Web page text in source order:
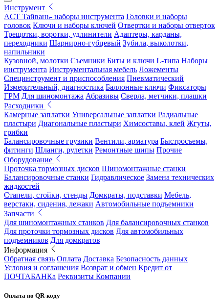
Инструмент
ACT Тайвань- наборы инструмента Головки и наборы
головок Ключи и наборы ключей Отвертки и наборы отверток
Трещотки, воротки, удлинители Адаптеры, карданы,
переходники Шарнирно-губцевый Зубила, выколотки,
напильники
Кузовной, молотки Съемники Биты и ключи L-типа Наборы
инструмента Инструментальная мебель Ложементы
Специнструмент и приспособления Пневматический
Измерительный, диагностика Баллонные ключи Фиксаторы
ГРМ Для шиномонтажа Абразивы Сверла, метчики, плашки
Расходники
Камерные заплатки Универсальные заплатки Радиальные
пластыри Диагональные пластыри Химсоставы, клей Жгуты,
грибки
Балансировочные грузики Вентили, арматура Быстросъемы,
фитинги Шланги, рулетки Ремонтные шипы Прочие
Оборудование
Проточка тормозных дисков Шиномонтажные станки
Балансировочные станки Гидравлическое Замена технических
жидкостей
Стапели, стойки, стенды Домкраты, подставки Мебель,
верстаки, сидения, лежаки Автомобильные подъемники
Запчасти
Для шиномонтажных станков Для балансировочных станков
Для проточки тормозных дисков Для автомобильных
подъемников Для домкратов
Информация
Обратная связь Оплата Доставка Безопасность данных
Условия и соглашения Возврат и обмен Кредит от
ПОЧТАБАНКа Реквизиты Компании
Оплата по QR-коду